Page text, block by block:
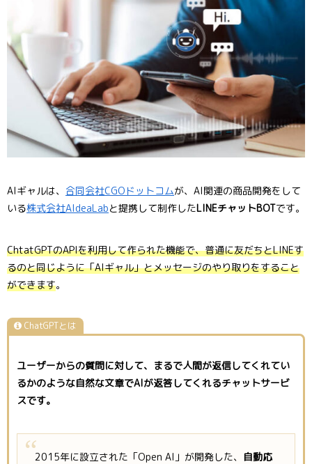
AIギャルは、 合同会社CGOドットコムが、AI関連の商品開発をして
いる株式会社AIdeaLabと提携して制作したLINEチャットBOTです。
ChtatGPTのAPIを利用して作られた機能で、普通に友だちとLINEす
るのと同じように「AIギャル」とメッセージのやり取りをすること
ができます。
ChatGPTとは
ユーザーからの質問に対して、まるで人間が返信してくれてい
るかのような自然な文章でAIが返答してくれるチャットサービ
スです。
2015年に設立された「Open AI」が開発した、 自動応